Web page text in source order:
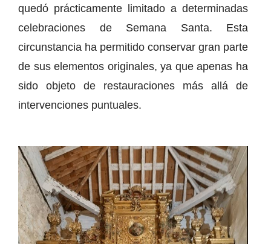
quedó prácticamente limitado a determinadas
celebraciones de Semana Santa. Esta
circunstancia ha permitido conservar gran parte
de sus elementos originales, ya que apenas ha
sido objeto de restauraciones más allá de
intervenciones puntuales.